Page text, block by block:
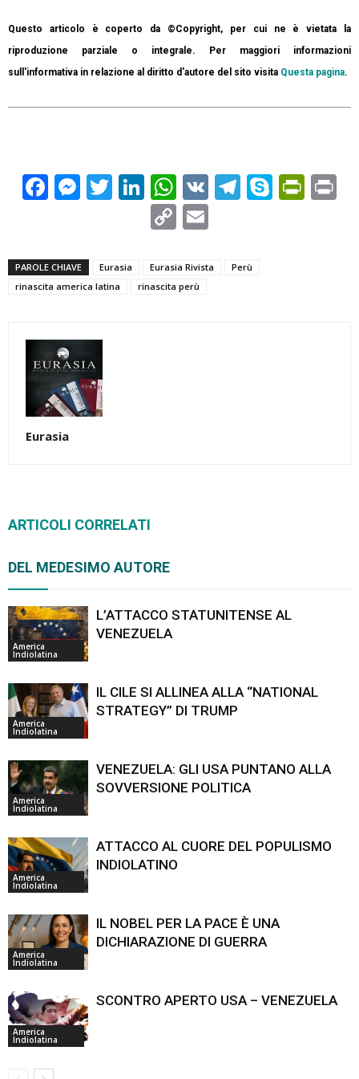
Questo articolo è coperto da ©Copyright, per cui ne è vietata la
riproduzione parziale o integrale. Per maggiori informazioni
sull'informativa in relazione al diritto d'autore del sito visita Questa pagina.
Facebook
Messenger
TwitterLinkedIn
WhatsApp
VK Telegram
Skype
Copy
PAROLE CHIAVE Eurasia Eurasia Rivista
Perù
rinascita america latina
rinascita perù
Eurasia
ARTICOLI CORRELATI
DEL MEDESIMO AUTORE
America
Indiolatina
L’ATTACCO STATUNITENSE AL
VENEZUELA
America
Indiolatina
IL CILE SI ALLINEA ALLA “NATIONAL
STRATEGY” DI TRUMP
America
Indiolatina
VENEZUELA: GLI USA PUNTANO ALLA
SOVVERSIONE POLITICA
America
Indiolatina
ATTACCO AL CUORE DEL POPULISMO
INDIOLATINO
America
Indiolatina
IL NOBEL PER LA PACE È UNA
DICHIARAZIONE DI GUERRA
America
Indiolatina
SCONTRO APERTO USA – VENEZUELA